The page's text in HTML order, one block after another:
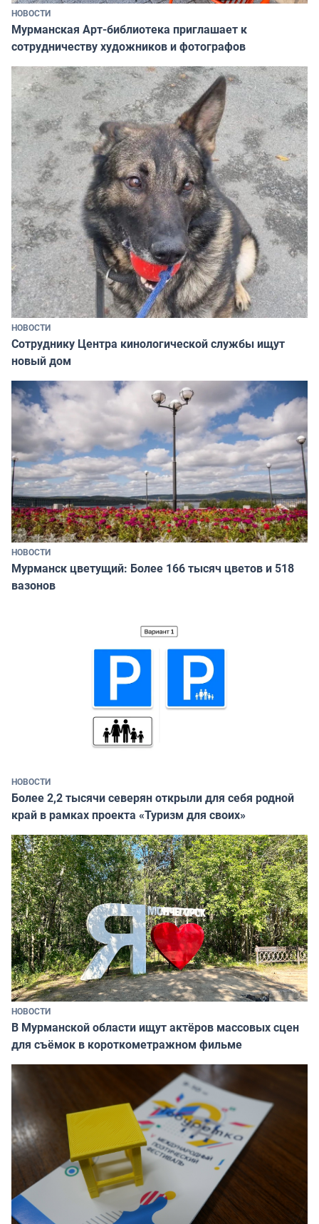
НОВОСТИ
Мурманская Арт-библиотека приглашает к
сотрудничеству художников и фотографов
НОВОСТИ
Сотруднику Центра кинологической службы ищут
новый дом
НОВОСТИ
Мурманск цветущий: Более 166 тысяч цветов и 518
вазонов
НОВОСТИ
Более 2,2 тысячи северян открыли для себя родной
край в рамках проекта «Туризм для своих»
НОВОСТИ
В Мурманской области ищут актёров массовых сцен
для съёмок в короткометражном фильме